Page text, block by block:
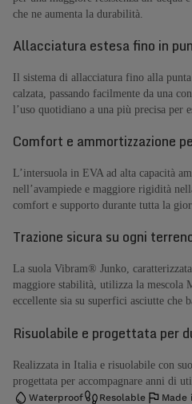
che ne aumenta la durabilità.
Allacciatura estesa fino in
Il sistema di allacciatura fino alla
calzata, passando facilmente da una
l’uso quotidiano a una più precisa per
Comfort e ammortizzazione
L’intersuola in EVA ad alta capacità
nell’avampiede e maggiore rigidità
comfort e supporto durante tutta la
Trazione sicura su ogni
La suola Vibram® Junko,
maggiore stabilità, utilizza la mescola
eccellente sia su superfici asciutte che
Risuolabile e progettata per
Realizzata in Italia e risuolabile con
progettata per accompagnare anni di
Waterproof Resolable Made